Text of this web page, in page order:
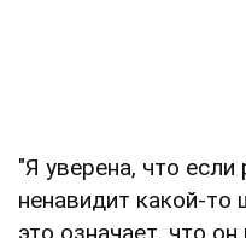
"Я уверена, что если
ненавидит какой-
это означает, что